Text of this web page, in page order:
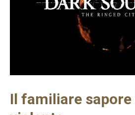
Il familiare sapore